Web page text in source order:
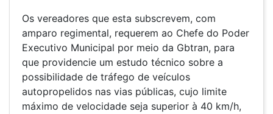
Os vereadores que esta subscrevem, com
amparo regimental, requerem ao Chefe do Poder
Executivo Municipal por meio da Gbtran, para
que providencie um estudo técnico sobre a
possibilidade de tráfego de veículos
autopropelidos nas vias públicas, cujo limite
máximo de velocidade seja superior à 40 km/h,